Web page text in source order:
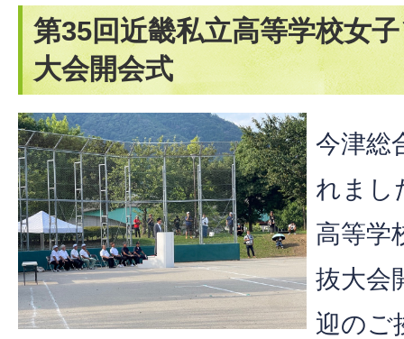
第35回近畿私立高等学校女
大会開会式
今津総
れまし
高等学
抜大会
迎のご